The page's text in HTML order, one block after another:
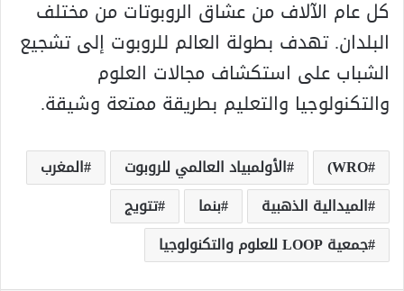
كل عام الآلاف من عشاق الروبوتات من مختلف
البلدان. تهدف بطولة العالم للروبوت إلى تشجيع
الشباب على استكشاف مجالات العلوم
والتكنولوجيا والتعليم بطريقة ممتعة وشيقة.
WRO) الأولمبياد العالمي للروبوت
المغرب
الميدالية الذهبية
بنما
تتويج
جمعية LOOP للعلوم والتكنولوجيا